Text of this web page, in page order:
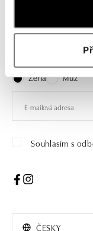
Přihlaste se
Objevte nejnovější
Žena
Muž
Souhlasím s
ČESKY